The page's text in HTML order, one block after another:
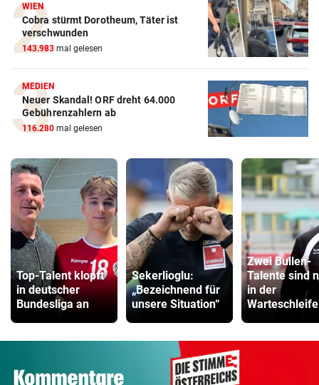
WIEN
Cobra stürmt Dorotheum, Täter ist
verschwunden
143.983 mal gelesen
MEDIEN
Neuer Skandal! ORF dreht 64.000
Gebührenzahlern ab
116.280 mal gelesen
Top-Talent klopft
in deutscher
Bundesliga an
Sekerlioglu:
„Bezeichnend für
unsere Situation“
Zwei Bullen-
Talente sind
in der
Warteschleife